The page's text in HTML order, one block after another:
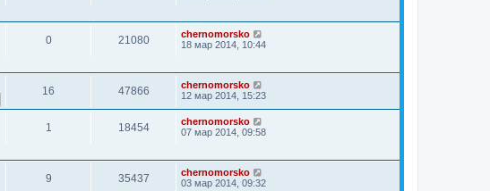
0 21080
chernomorsko
18 мар 2014, 10:44
16 47866
chernomorsko
12 мар 2014, 15:23
1 18454
chernomorsko
07 мар 2014, 09:58
9 35437
chernomorsko
03 мар 2014, 09:32